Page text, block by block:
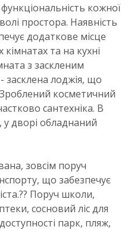
кожної
простора. Наявність
додаткове місце
кімнатах та на кухні
з заскленим
засклена лоджія, що
косметичний
сантехніка. В
дворі обладнаний
зовсім поруч
що забезпечує
Поруч школи,
сосновий ліс для
парк, пляж,